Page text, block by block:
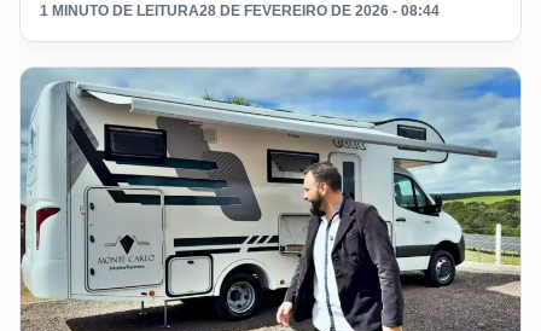
1 MINUTO DE LEITURA28 DE FEVEREIRO DE 2026 - 08:44